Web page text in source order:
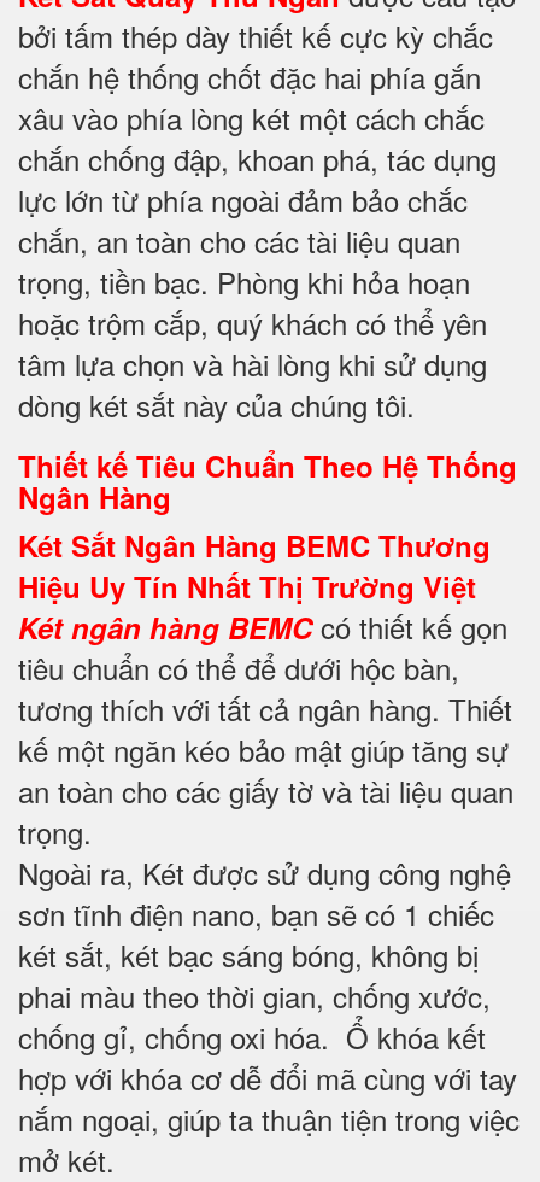
bởi tấm thép dày thiết kế cực kỳ chắc
chắn hệ thống chốt đặc hai phía gắn
xâu vào phía lòng két một cách chắc
chắn chống đập, khoan phá, tác dụng
lực lớn từ phía ngoài đảm bảo chắc
chắn, an toàn cho các tài liệu quan
trọng, tiền bạc. Phòng khi hỏa hoạn
hoặc trộm cắp, quý khách có thể yên
tâm lựa chọn và hài lòng khi sử dụng
dòng két sắt này của chúng tôi.
Thiết kế Tiêu Chuẩn Theo Hệ Thống
Ngân Hàng
Két Sắt Ngân Hàng BEMC Thương
Hiệu Uy Tín Nhất Thị Trường Việt
Két ngân hàng BEMCcó thiết kế gọn
tiêu chuẩn có thể để dưới hộc bàn,
tương thích với tất cả ngân hàng. Thiết
kế một ngăn kéo bảo mật giúp tăng sự
an toàn cho các giấy tờ và tài liệu quan
trọng.
Ngoài ra, Két được sử dụng công nghệ
sơn tĩnh điện nano, bạn sẽ có 1 chiếc
két sắt, két bạc sáng bóng, không bị
phai màu theo thời gian, chống xước,
chống gỉ, chống oxi hóa. Ổ khóa kết
hợp với khóa cơ dễ đổi mã cùng với tay
nắm ngoại, giúp ta thuận tiện trong việc
mở két.